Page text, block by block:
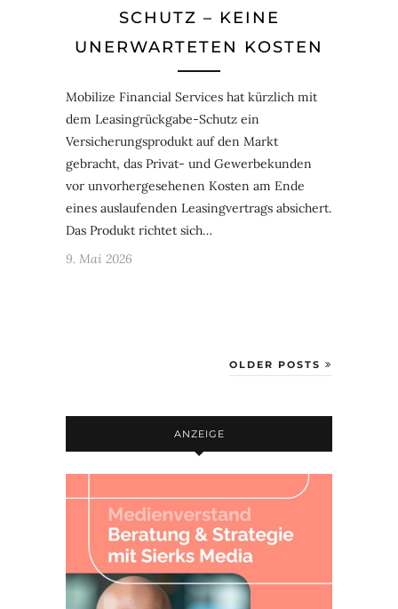
SCHUTZ – KEINE
UNERWARTETEN KOSTEN
Mobilize Financial Services hat kürzlich mit
dem Leasingrückgabe-Schutz ein
Versicherungsprodukt auf den Markt
gebracht, das Privat- und Gewerbekunden
vor unvorhergesehenen Kosten am Ende
eines auslaufenden Leasingvertrags absichert.
Das Produkt richtet sich…
9. Mai 2026
OLDER POSTS
ANZEIGE